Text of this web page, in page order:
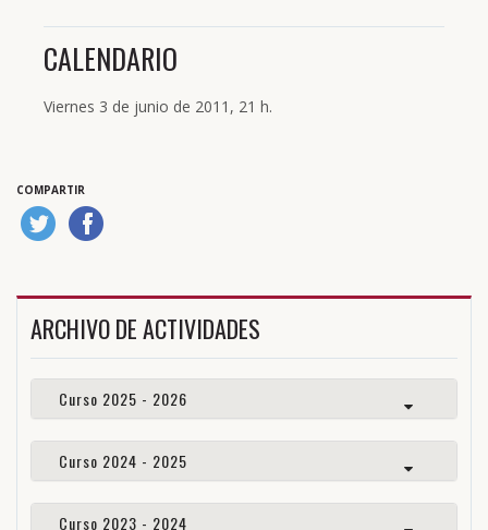
CALENDARIO
Viernes 3 de junio de 2011, 21 h.
COMPARTIR
ARCHIVO DE ACTIVIDADES
Curso 2025 - 2026
Curso 2024 - 2025
Curso 2023 - 2024